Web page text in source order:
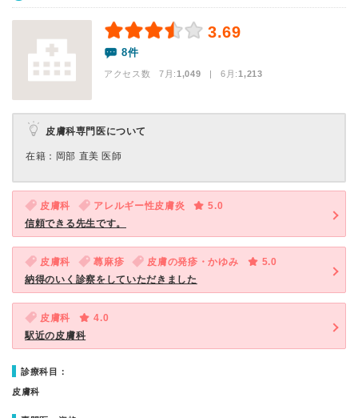
3.69
8件
アクセス数 7月:1,049 | 6月:1,213
皮膚科専門医について
在籍：岡部 直美 医師
皮膚科 アレルギー性皮膚炎
5.0
信頼できる先生です。
皮膚科 蕁麻疹 皮膚の発疹・かゆみ
5.0
納得のいく診察をしていただきました
皮膚科
4.0
駅近の皮膚科
診療科目：
皮膚科